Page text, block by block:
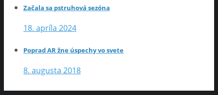
Začala sa pstruhová sezóna
18. apríla 2024
Poprad AR žne úspechy vo svete
8. augusta 2018